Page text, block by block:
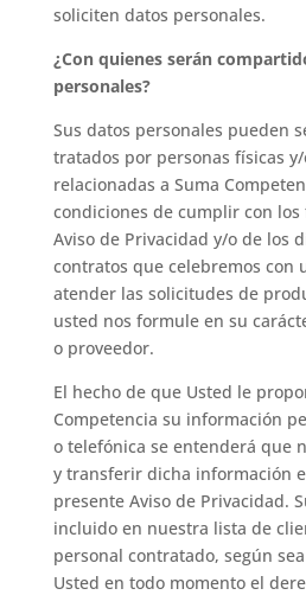
soliciten datos personales.
¿Con quienes serán
personales?
Sus datos personales pueden
tratados por personas físicas
relacionadas a Suma
condiciones de cumplir con
Aviso de Privacidad y/o de los
contratos que celebremos con
atender las solicitudes de
usted nos formule en su
o proveedor.
El hecho de que Usted le
Competencia su información
o telefónica se entenderá que
y transferir dicha información
presente Aviso de Privacidad.
incluido en nuestra lista de
personal contratado, según
Usted en todo momento el